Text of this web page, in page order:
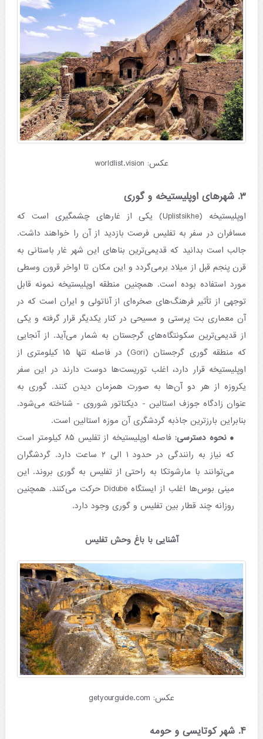
عکس: worldlist.vision
۳. شهرهای اوپلیستیخه و گوری
اوپلیستیخه (Uplistsikhe) یکی از غارهای چشمگیری است که
مسافران در سفر به تفلیس فرصت بازدید از آن را خواهند داشت.
جالب است بدانید که قدیمی‌ترین بناهای این شهر غار باستانی به
قرن پنجم قبل از میلاد برمی‌گردد و این مکان تا اواخر قرون وسطی
مورد استفاده بوده است. همچنین منطقه اوپلیستیخه نمونه قابل
توجهی از تأثیر فرهنگ‌های صخره‌ای از آناتولی و ایران است که در
آن معماری بت پرستی و مسیحی در کنار ‌یکدیگر قرار گرفته و یکی
از قدیمی‌ترین سکونتگاه‌های گرجستان به شمار می‌آید. از آنجایی
که منطقه گوری گرجستان (Gori) در فاصله تنها ۱۵ کیلومتری از
اوپلیستیخه قرار دارد، اغلب توریست‌ها دوست دارند در این سفر
یکروزه از هر دو آن‌ها به صورت همزمان دیدن کنند. گوری به
عنوان زادگاه جوزف استالین - دیکتاتور شوروی - شناخته می‌شود.
بنابراین بارزترین جاذبه گردشگری آن موزه استالین است.
نحوه دسترسی:
فاصله اوپلیستیخه از تفلیس ۸۵ کیلومتر است
که نیاز به رانندگی در حدود ۱ الی ۲ ساعت دارد. گردشگران
می‌توانند با مارشوتکا به راحتی از تفلیس به گوری بروند. این
مینی بوس‌ها اغلب از ایستگاه Didube حرکت می‌کنند. همچنین
روزانه چند قطار بین تفلیس و گوری وجود دارد.
آشنایی با باغ وحش تفلیس
عکس: getyourguide.com
۴. شهر کوتایسی و حومه